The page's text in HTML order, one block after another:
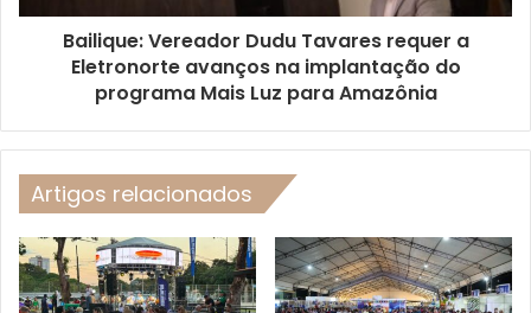
Bailique: Vereador Dudu Tavares requer a
Eletronorte avanços na implantação do
programa Mais Luz para Amazônia
Artigos relacionados